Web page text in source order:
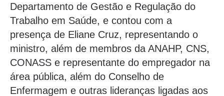
Departamento de Gestão e Regulação do
Trabalho em Saúde, e contou com a
presença de Eliane Cruz, representando o
ministro, além de membros da ANAHP, CNS,
CONASS e representante do empregador na
área pública, além do Conselho de
Enfermagem e outras lideranças ligadas aos